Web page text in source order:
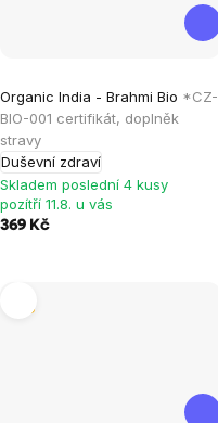
Organic India - Brahmi Bio *CZ-
BIO-001 certifikát, doplněk
stravy
Duševní zdraví
hodnocení
produktu
je
5,0
z
5
Skladem poslední 4 kusy
pozítří 11.8. u vás
369 Kč